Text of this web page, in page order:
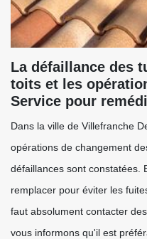
La défaillance des
toits et les
Service pour
Dans la ville de Villefranche
opérations de changement
défaillances sont constatées.
remplacer pour éviter les
faut absolument contacter
vous informons qu'il est